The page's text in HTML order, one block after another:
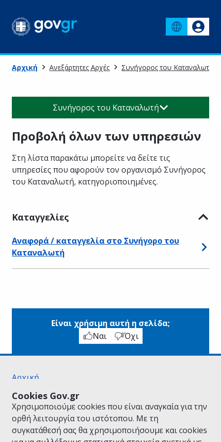
Cookies Gov.gr
Χρησιμοποιούμε cookies που είναι αναγκαία για την
ορθή λειτουργία του ιστότοπου. Με τη
συγκατάθεσή σας θα χρησιμοποιήσουμε και cookies
Αρχική Ανεξάρτητες Αρχές Συνήγορος του Καταναλωτή
Συνήγορος του Καταναλωτή
Προβολή όλων των υπηρεσιών
Στη λίστα παρακάτω μπορείτε να δείτε τις
υπηρεσίες που αφορούν τον οργανισμό Συνήγορος
του Καταναλωτή, κατηγοριοποιημένες.
Καταγγελίες
Αναφορά / καταγγελία στο Συνήγορο του
Καταναλωτή
Είναι χρήσιμη αυτή η σελίδα;
Ναι
Όχι
Αρχική
Όροι Χρήσης
Πολιτική Απορρήτου
Δήλωση προσβασιμότητας
Πολιτική cookies